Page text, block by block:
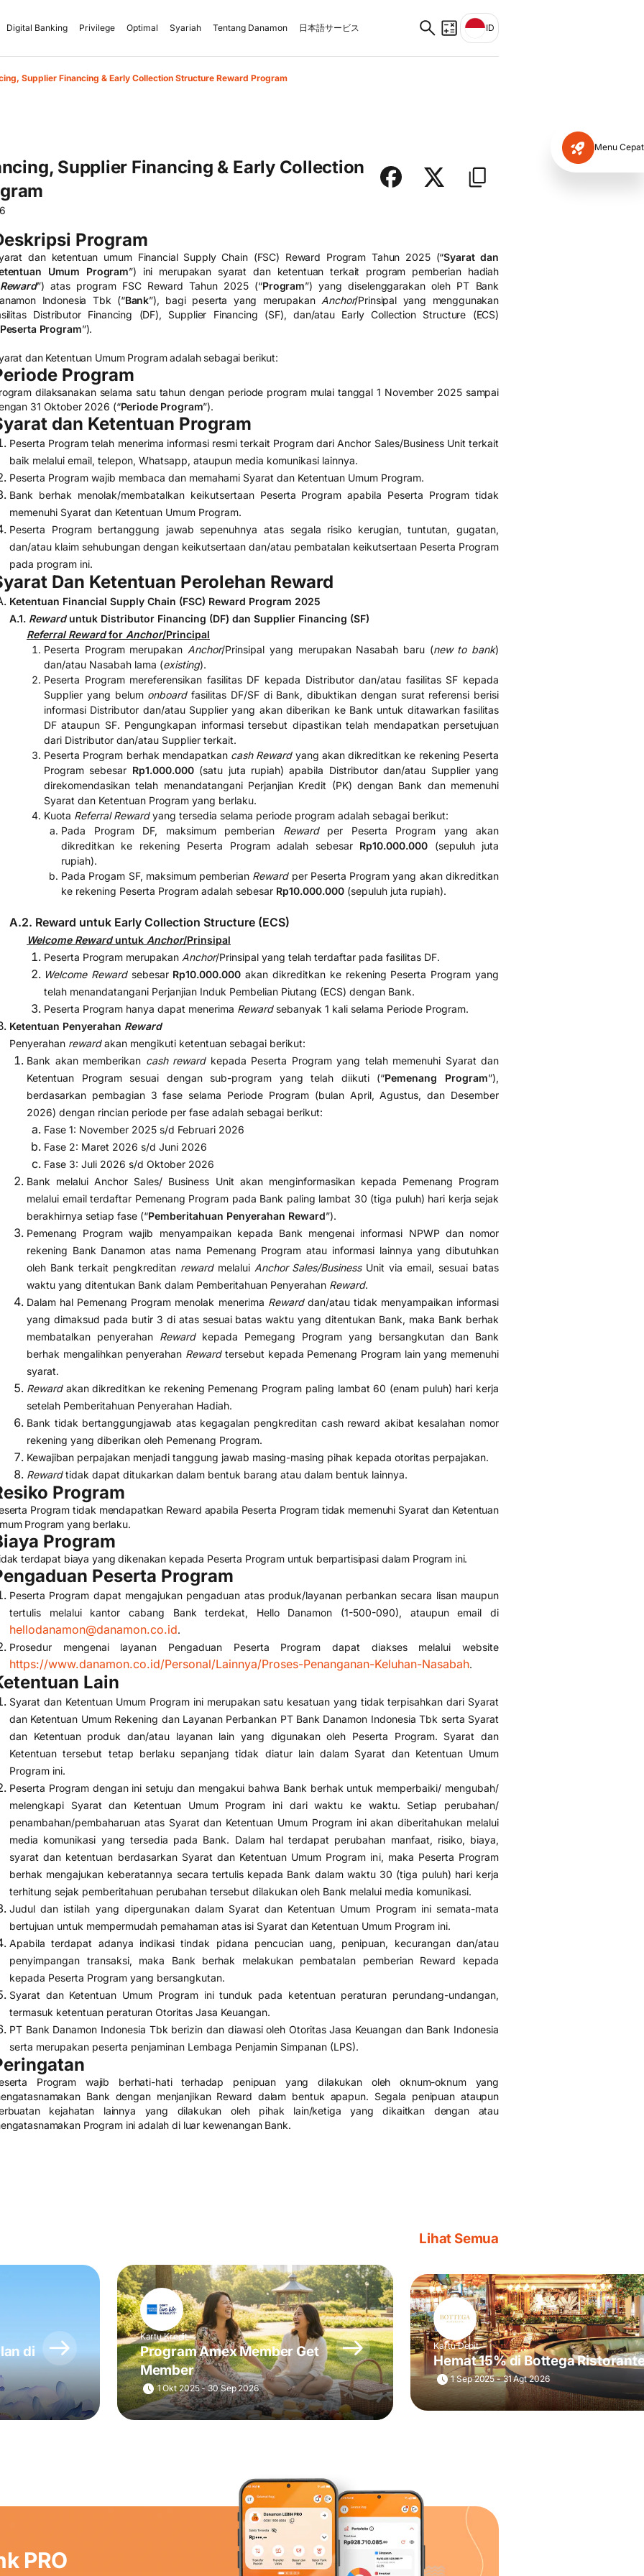
Digital Banking Privilege Optimal Syariah Tentang Danamon 日本語サービス ID
Supplier Financing & Early Collection Structure Reward Program
Menu Cepat
Supplier Financing & Early Collection
Program
dan ketentuan umum Financial Supply Chain (FSC) Reward Program Tahun 2025 (“Syarat dan
Umum Program”) ini merupakan syarat dan ketentuan terkait program pemberian hadiah
Reward”) atas program FSC Reward Tahun 2025 (“Program”) yang diselenggarakan oleh PT Bank
Indonesia Tbk (“Bank”), bagi peserta yang merupakan Anchor/Prinsipal yang menggunakan
Distributor Financing (DF), Supplier Financing (SF), dan/atau Early Collection Structure (ECS)
Peserta Program”).
dan Ketentuan Umum Program adalah sebagai berikut:
Program
dilaksanakan selama satu tahun dengan periode program mulai tanggal 1 November 2025 sampai
31 Oktober 2026 (“Periode Program”).
dan Ketentuan Program
Peserta Program telah menerima informasi resmi terkait Program dari Anchor Sales/Business Unit terkait
baik melalui email, telepon, Whatsapp, ataupun media komunikasi lainnya.
Peserta Program wajib membaca dan memahami Syarat dan Ketentuan Umum Program.
Bank berhak menolak/membatalkan keikutsertaan Peserta Program apabila Peserta Program tidak
memenuhi Syarat dan Ketentuan Umum Program.
Peserta Program bertanggung jawab sepenuhnya atas segala risiko kerugian, tuntutan, gugatan,
dan/atau klaim sehubungan dengan keikutsertaan dan/atau pembatalan keikutsertaan Peserta Program
pada program ini.
Dan Ketentuan Perolehan Reward
Ketentuan Financial Supply Chain (FSC) Reward Program 2025
A.1. Rewarduntuk Distributor Financing (DF) dan Supplier Financing (SF)
Referral Rewardfor Anchor/Principal
Peserta Program merupakan Anchor/Prinsipal yang merupakan Nasabah baru (new to bank)
dan/atau Nasabah lama (existing).
Peserta Program mereferensikan fasilitas DF kepada Distributor dan/atau fasilitas SF kepada
Supplier yang belum onboardfasilitas DF/SF di Bank, dibuktikan dengan surat referensi berisi
informasi Distributor dan/atau Supplier yang akan diberikan ke Bank untuk ditawarkan fasilitas
DF ataupun SF. Pengungkapan informasi tersebut dipastikan telah mendapatkan persetujuan
dari Distributor dan/atau Supplier terkait.
Peserta Program berhak mendapatkan cash Rewardyang akan dikreditkan ke rekening Peserta
Program sebesar Rp1.000.000(satu juta rupiah) apabila Distributor dan/atau Supplier yang
direkomendasikan telah menandatangani Perjanjian Kredit (PK) dengan Bank dan memenuhi
Syarat dan Ketentuan Program yang berlaku.
Kuota Referral Rewardyang tersedia selama periode program adalah sebagai berikut:
Pada Program DF, maksimum pemberian Rewardper Peserta Program yang akan
dikreditkan ke rekening Peserta Program adalah sebesar Rp10.000.000 (sepuluh juta
rupiah).
Pada Progam SF, maksimum pemberian Rewardper Peserta Program yang akan dikreditkan
ke rekening Peserta Program adalah sebesar Rp10.000.000 (sepuluh juta rupiah).
A.2. Reward untuk Early Collection Structure (ECS)
Welcome Rewarduntuk Anchor/Prinsipal
Peserta Program merupakan Anchor/Prinsipal yang telah terdaftar pada fasilitas DF.
Welcome Rewardsebesar Rp10.000.000 akan dikreditkan ke rekening Peserta Program yang
telah menandatangani Perjanjian Induk Pembelian Piutang (ECS) dengan Bank.
Peserta Program hanya dapat menerima Rewardsebanyak 1 kali selama Periode Program.
Ketentuan Penyerahan Reward
Penyerahan rewardakan mengikuti ketentuan sebagai berikut:
Bank akan memberikan cash rewardkepada Peserta Program yang telah memenuhi Syarat dan
Ketentuan Program sesuai dengan sub-program yang telah diikuti (“Pemenang Program”),
berdasarkan pembagian 3 fase selama Periode Program (bulan April, Agustus, dan Desember
2026) dengan rincian periode per fase adalah sebagai berikut:
Fase 1: November 2025 s/d Februari 2026
Fase 2: Maret 2026 s/d Juni 2026
Fase 3: Juli 2026 s/d Oktober 2026
Bank melalui Anchor Sales/ Business Unit akan menginformasikan kepada Pemenang Program
melalui email terdaftar Pemenang Program pada Bank paling lambat 30 (tiga puluh) hari kerja sejak
berakhirnya setiap fase (“Pemberitahuan Penyerahan Reward”).
Pemenang Program wajib menyampaikan kepada Bank mengenai informasi NPWP dan nomor
rekening Bank Danamon atas nama Pemenang Program atau informasi lainnya yang dibutuhkan
oleh Bank terkait pengkreditan rewardmelalui Anchor Sales/BusinessUnit via email, sesuai batas
waktu yang ditentukan Bank dalam Pemberitahuan Penyerahan Reward.
Dalam hal Pemenang Program menolak menerima Rewarddan/atau tidak menyampaikan informasi
yang dimaksud pada butir 3 di atas sesuai batas waktu yang ditentukan Bank, maka Bank berhak
membatalkan penyerahan Rewardkepada Pemegang Program yang bersangkutan dan Bank
berhak mengalihkan penyerahan Rewardtersebut kepada Pemenang Program lain yang memenuhi
syarat.
Rewardakan dikreditkan ke rekening Pemenang Program paling lambat 60 (enam puluh) hari kerja
setelah Pemberitahuan Penyerahan Hadiah.
Bank tidak bertanggungjawab atas kegagalan pengkreditan cash reward akibat kesalahan nomor
rekening yang diberikan oleh Pemenang Program.
Kewajiban perpajakan menjadi tanggung jawab masing-masing pihak kepada otoritas perpajakan.
Rewardtidak dapat ditukarkan dalam bentuk barang atau dalam bentuk lainnya.
Program
Program tidak mendapatkan Reward apabila Peserta Program tidak memenuhi Syarat dan Ketentuan
Program yang berlaku.
Program
terdapat biaya yang dikenakan kepada Peserta Program untuk berpartisipasi dalam Program ini.
Peserta Program
Peserta Program dapat mengajukan pengaduan atas produk/layanan perbankan secara lisan maupun
tertulis melalui kantor cabang Bank terdekat, Hello Danamon (1-500-090), ataupun email di
hellodanamon@danamon.co.id.
Prosedur mengenai layanan Pengaduan Peserta Program dapat diakses melalui website
https://www.danamon.co.id/Personal/Lainnya/Proses-Penanganan-Keluhan-Nasabah.
Lain
Syarat dan Ketentuan Umum Program ini merupakan satu kesatuan yang tidak terpisahkan dari Syarat
dan Ketentuan Umum Rekening dan Layanan Perbankan PT Bank Danamon Indonesia Tbk serta Syarat
dan Ketentuan produk dan/atau layanan lain yang digunakan oleh Peserta Program. Syarat dan
Ketentuan tersebut tetap berlaku sepanjang tidak diatur lain dalam Syarat dan Ketentuan Umum
Program ini.
Peserta Program dengan ini setuju dan mengakui bahwa Bank berhak untuk memperbaiki/ mengubah/
melengkapi Syarat dan Ketentuan Umum Program ini dari waktu ke waktu. Setiap perubahan/
penambahan/pembaharuan atas Syarat dan Ketentuan Umum Program ini akan diberitahukan melalui
media komunikasi yang tersedia pada Bank. Dalam hal terdapat perubahan manfaat, risiko, biaya,
syarat dan ketentuan berdasarkan Syarat dan Ketentuan Umum Program ini, maka Peserta Program
berhak mengajukan keberatannya secara tertulis kepada Bank dalam waktu 30 (tiga puluh) hari kerja
terhitung sejak pemberitahuan perubahan tersebut dilakukan oleh Bank melalui media komunikasi.
Judul dan istilah yang dipergunakan dalam Syarat dan Ketentuan Umum Program ini semata-mata
bertujuan untuk mempermudah pemahaman atas isi Syarat dan Ketentuan Umum Program ini.
Apabila terdapat adanya indikasi tindak pidana pencucian uang, penipuan, kecurangan dan/atau
penyimpangan transaksi, maka Bank berhak melakukan pembatalan pemberian Reward kepada
kepada Peserta Program yang bersangkutan.
Syarat dan Ketentuan Umum Program ini tunduk pada ketentuan peraturan perundang-undangan,
termasuk ketentuan peraturan Otoritas Jasa Keuangan.
PT Bank Danamon Indonesia Tbk berizin dan diawasi oleh Otoritas Jasa Keuangan dan Bank Indonesia
serta merupakan peserta penjaminan Lembaga Penjamin Simpanan (LPS).
Program wajib berhati-hati terhadap penipuan yang dilakukan oleh oknum-oknum yang
Bank dengan menjanjikan Reward dalam bentuk apapun. Segala penipuan ataupun
kejahatan lainnya yang dilakukan oleh pihak lain/ketiga yang dikaitkan dengan atau
Program ini adalah di luar kewenangan Bank.
Lihat Semua
di
Kartu Kredit
Program Amex Member Get
Member
1 Okt 2025 - 30 Sep 2026
Kartu Debit
Hemat 15% di Bottega
1 Sep 2025 - 31 Agt 2026
PRO